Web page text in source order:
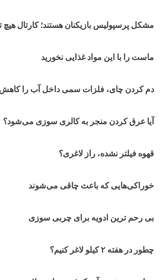
مشکل پرسپولیس بازیکنان هستند؛ کارتال هیچ
ماست را با این مواد غذایی نخورید
دم کردن چای، فلزات سمی داخل آب را
آیا عرق کردن منجر به کالری سوزی می‌شود؟
قهوه فیلتر نشده، راز لاغری؟
خوراکی‌هایی که باعث چاقی می‌شوند
بی رحم ترین ادویه برای چربی سوزی
چطور در هفته ۲ کیلو لاغر کنیم؟